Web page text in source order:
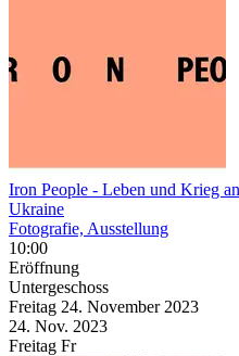
Iron People - Leben und Krieg
Ukraine
Fotografie, Ausstellung
10:00
Eröffnung
Untergeschoss
Freitag 24. November 2023
24. Nov. 2023
Freitag Fr